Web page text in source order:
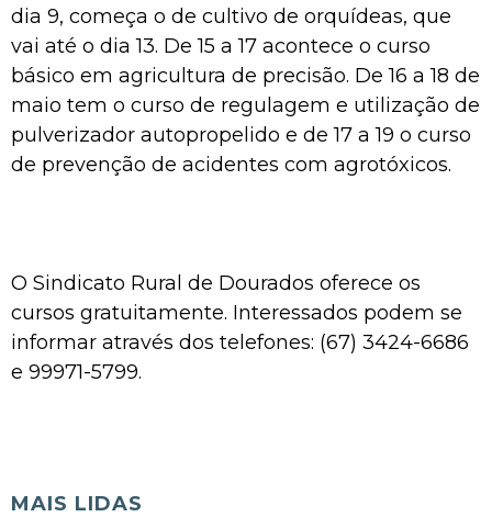
dia 9, começa o de cultivo de orquídeas, que
vai até o dia 13. De 15 a 17 acontece o curso
básico em agricultura de precisão. De 16 a 18 de
maio tem o curso de regulagem e utilização de
pulverizador autopropelido e de 17 a 19 o curso
de prevenção de acidentes com agrotóxicos.
O Sindicato Rural de Dourados oferece os
cursos gratuitamente. Interessados podem se
informar através dos telefones: (67) 3424-6686
e 99971-5799.
MAIS LIDAS